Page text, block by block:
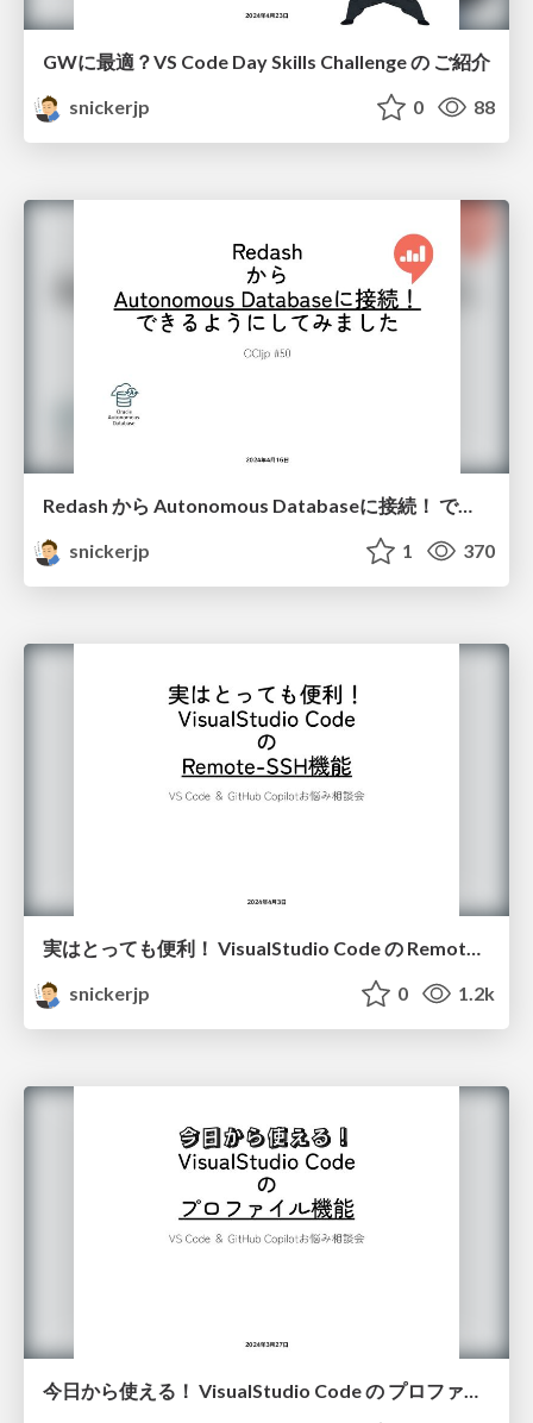
GWに最適？VS Code Day Skills Challenge の ご紹介
snickerjp
0 88
Redash から Autonomous Databaseに接続！ できるようにしてみました
snickerjp
1 370
実はとっても便利！ VisualStudio Code の Remote SSH機能
snickerjp
0 1.2k
今日から使える！ VisualStudio Code の プロファイル機能